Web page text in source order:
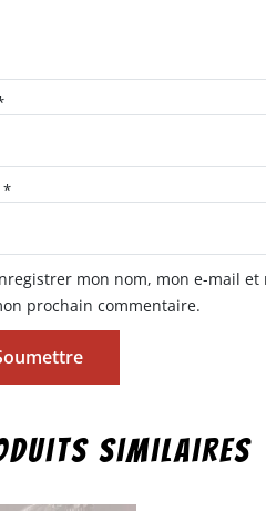
*
mon nom, mon e-mail
prochain commentaire.
similaires